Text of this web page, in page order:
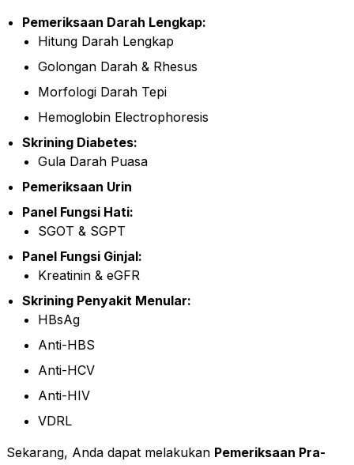
Pemeriksaan Darah Lengkap:
Hitung Darah Lengkap
Golongan Darah & Rhesus
Morfologi Darah Tepi
Hemoglobin Electrophoresis
Skrining Diabetes:
Gula Darah Puasa
Pemeriksaan Urin
Panel Fungsi Hati:
SGOT & SGPT
Panel Fungsi Ginjal:
Kreatinin & eGFR
Skrining Penyakit Menular:
HBsAg
Anti-HBS
Anti-HCV
Anti-HIV
VDRL
Sekarang, Anda dapat melakukan Pemeriksaan Pra-